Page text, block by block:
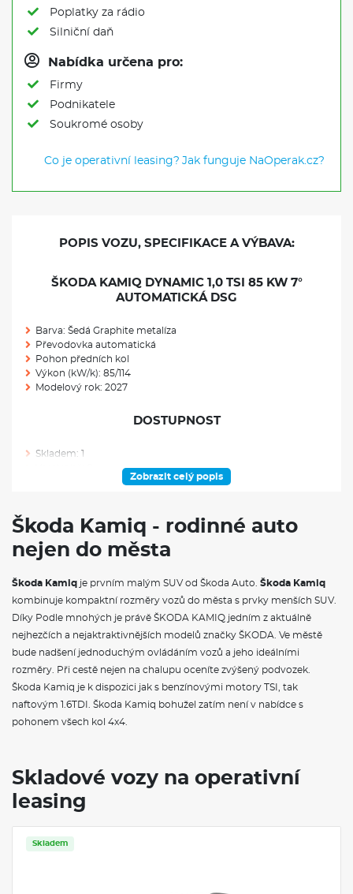
Poplatky za rádio
Silniční daň
Nabídka určena pro:
Firmy
Podnikatele
Soukromé osoby
Co je operativní leasing? Jak funguje NaOperak.cz?
POPIS VOZU, SPECIFIKACE A VÝBAVA:
ŠKODA KAMIQ DYNAMIC 1,0 TSI 85 KW 7°
AUTOMATICKÁ DSG
Barva: Šedá Graphite metalíza
Převodovka automatická
Pohon předních kol
Výkon (kW/k): 85/114
Modelový rok: 2027
DOSTUPNOST
Skladem: 1
Rezervní kolo (neplnohodnotné)
Sada nářadí
Matrix-LED přední světlomety
VÝBAVA VE VÝBAVA STUPNI
Upínací přípravek v zavazadlovém prostoru
Kryt zavazadlového prostoru se sítí na zavazadla
Elektrické ovládání oken vpředu a vzadu
Víko schránky před spolujezdcem, s osvětlením
Schránka na brýle
Hliníkové pedály
Textilní koberce vpředu a vzadu
Interierové lišty a rámečky ofukovačů červené
Černý strop
Zobrazit celý popis
Škoda Kamiq - rodinné auto
nejen do města
Škoda Kamiq je prvním malým SUV od Škoda Auto. Škoda Kamiq
kombinuje kompaktní rozměry vozů do města s prvky menších SUV.
Díky Podle mnohých je právě ŠKODA KAMIQ jedním z aktuálně
nejhezčích a nejaktraktivnějších modelů značky ŠKODA. Ve městě
bude nadšení jednoduchým ovládáním vozů a jeho ideálními
rozměry. Při cestě nejen na chalupu oceníte zvýšený podvozek.
Škoda Kamiq je k dispozici jak s benzínovými motory TSI, tak
naftovým 1.6TDI. Škoda Kamiq bohužel zatím není v nabídce s
pohonem všech kol 4x4.
Skladové vozy na operativní
leasing
Skladem